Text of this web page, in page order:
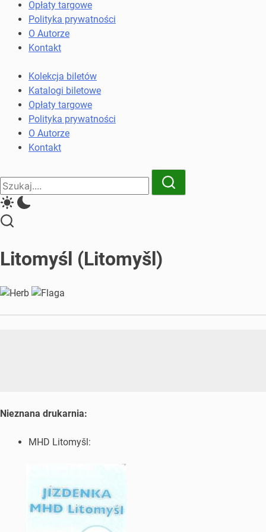
komunikacji
miejskiej
kolejowych
Opłaty targowe
Polityka prywatności
O Autorze
Kontakt
Kolekcja biletów
Katalogi biletowe
Opłaty targowe
Polityka prywatności
O Autorze
Kontakt
Close
Search
Search
Litomyśl (Litomyšl)
Nieznana drukarnia:
MHD Litomyšl: